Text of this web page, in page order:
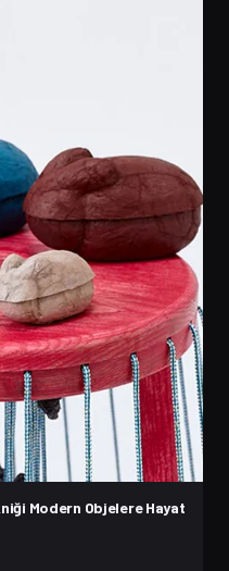
Modern Objelere Hayat